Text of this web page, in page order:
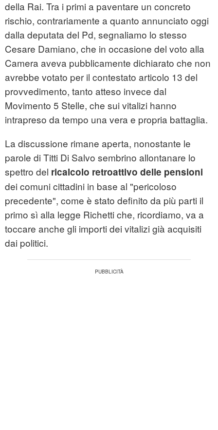
della Rai. Tra i primi a paventare un concreto
rischio, contrariamente a quanto annunciato oggi
dalla deputata del Pd, segnaliamo lo stesso
Cesare Damiano, che in occasione del voto alla
Camera aveva pubblicamente dichiarato che non
avrebbe votato per il contestato articolo 13 del
provvedimento, tanto atteso invece dal
Movimento 5 Stelle, che sui vitalizi hanno
intrapreso da tempo una vera e propria battaglia.
La discussione rimane aperta, nonostante le
parole di Titti Di Salvo sembrino allontanare lo
spettro del ricalcolo retroattivo delle pensioni
dei comuni cittadini in base al "pericoloso
precedente", come è stato definito da più parti il
primo sì alla legge Richetti che, ricordiamo, va a
toccare anche gli importi dei vitalizi già acquisiti
dai politici.